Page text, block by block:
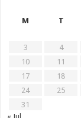
M
T
3
4
10
11
17
18
24
25
31
« Jul